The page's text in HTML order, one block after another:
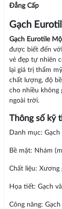
Đẳng Cấp
Gạch
Gạch Eurotile
được biết đến
vẻ đẹp tự nhiên
lại giá trị thẩm
chất lượng, độ
cho nhiều không
ngoài trời.
Thông số kỹ
Danh mục:
Bề mặt: Nhám
Chất liệu: Xương
Họa tiết: Gạch
Công năng: